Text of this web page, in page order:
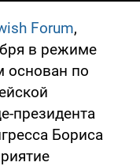
Forum,
в режиме
основан по
президента
Бориса